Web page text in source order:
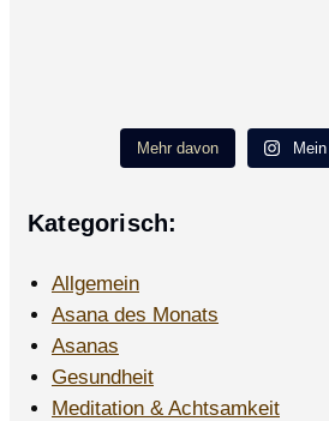
Mehr davon
Kategorisch:
Allgemein
Asana des Monats
Asanas
Gesundheit
Meditation & Achtsamkeit